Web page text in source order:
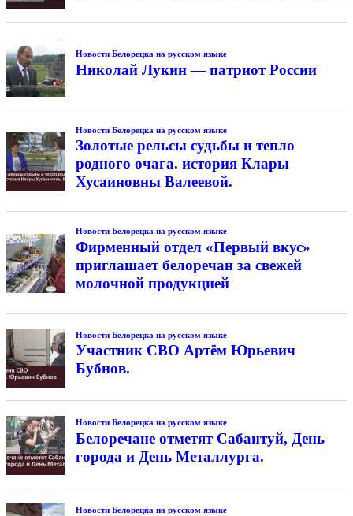
Новости Белорецка на русском языке
Николай Лукин — патриот России
Новости Белорецка на русском языке
Золотые рельсы судьбы и тепло
родного очага. история Клары
Хусаиновны Валеевой.
Новости Белорецка на русском языке
Фирменный отдел «Первый вкус»
приглашает белоречан за свежей
молочной продукцией
Новости Белорецка на русском языке
Участник СВО Артём Юрьевич
Бубнов.
Новости Белорецка на русском языке
Белоречане отметят Сабантуй, День
города и День Металлурга.
Новости Белорецка на русском языке